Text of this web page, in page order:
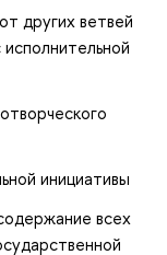
других ветвей
инициативы
всех